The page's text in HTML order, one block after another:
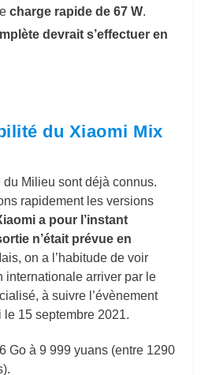
charge rapide de 67 W.
devrait s’effectuer en
du Xiaomi Mix
du Milieu sont déjà connus.
rapidement les versions
a pour l’instant
n’était prévue en
on a l’habitude de voir
internationale arriver par le
à suivre l’évènement
15 septembre 2021.
Go à 9 999 yuans (entre 1290